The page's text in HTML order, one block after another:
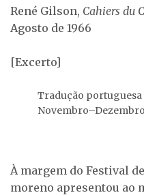
René Gilson, Cahiers du
Agosto de 1966
[Excerto]
Tradução
À margem do Festival
moreno apresentou ao